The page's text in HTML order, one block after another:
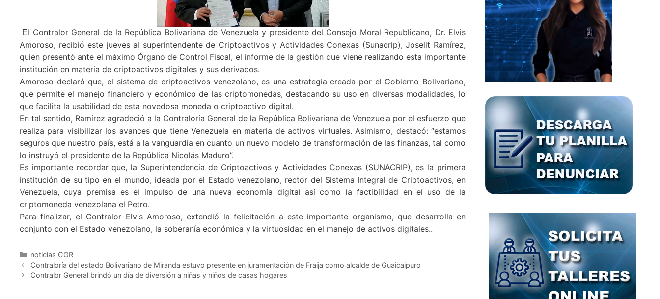
El Contralor General de la República Bolivariana de Venezuela y presidente del Consejo Moral Republicano, Dr. Elvis
Amoroso, recibió este jueves al superintendente de Criptoactivos y Actividades Conexas (Sunacrip), Joselit Ramírez,
quien presentó ante el máximo Órgano de Control Fiscal, el informe de la gestión que viene realizando esta importante
institución en materia de criptoactivos digitales y sus derivados.
Amoroso declaró que, el sistema de criptoactivos venezolano, es una estrategia creada por el Gobierno Bolivariano,
que permite el manejo financiero y económico de las criptomonedas, destacando su uso en diversas modalidades, lo
que facilita la usabilidad de esta novedosa moneda o criptoactivo digital.
En tal sentido, Ramírez agradeció a la Contraloría General de la República Bolivariana de Venezuela por el esfuerzo que
realiza para visibilizar los avances que tiene Venezuela en materia de activos virtuales. Asimismo, destacó: “estamos
seguros que nuestro país, está a la vanguardia en cuanto un nuevo modelo de transformación de las finanzas, tal como
lo instruyó el presidente de la República Nicolás Maduro”.
Es importante recordar que, la Superintendencia de Criptoactivos y Actividades Conexas (SUNACRIP), es la primera
institución de su tipo en el mundo, ideada por el Estado venezolano, rector del Sistema Integral de Criptoactivos, en
Venezuela, cuya premisa es el impulso de una nueva economía digital así como la factibilidad en el uso de la
criptomoneda venezolana el Petro.
Para finalizar, el Contralor Elvis Amoroso, extendió la felicitación a este importante organismo, que desarrolla en
conjunto con el Estado venezolano, la soberanía económica y la virtuosidad en el manejo de activos digitales..
noticias CGR
Contraloría del estado Bolivariano de Miranda estuvo presente en juramentación de Fraija como alcalde de Guaicaipuro
Contralor General brindó un día de diversión a niñas y niños de casas hogares